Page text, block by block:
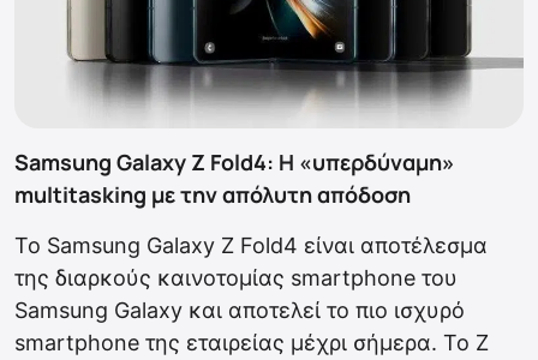
Samsung Galaxy Z Fold4: Η «υπερδύναμη»
multitasking με την απόλυτη απόδοση
Το Samsung Galaxy Z Fold4 είναι αποτέλεσμα
της διαρκούς καινοτομίας smartphone του
Samsung Galaxy και αποτελεί το πιο ισχυρό
smartphone της εταιρείας μέχρι σήμερα. Το Z